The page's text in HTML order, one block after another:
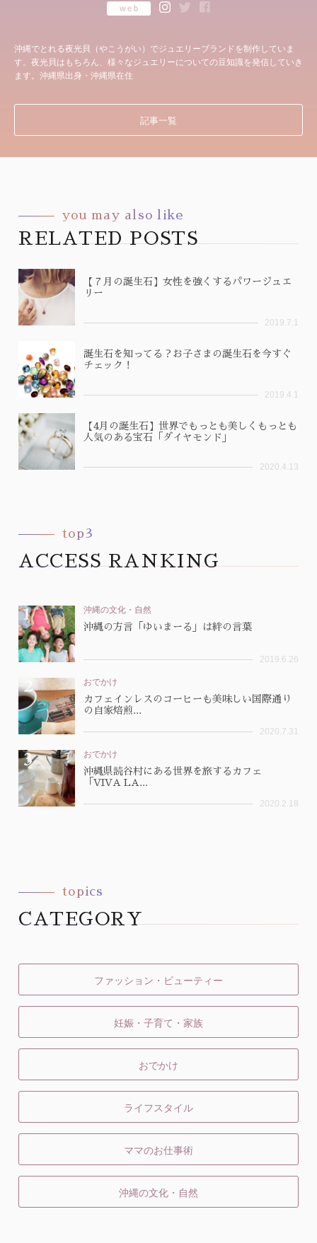
沖縄でとれる夜光貝（やこうがい）でジュエリーブランドを制作していま
す。夜光貝はもちろん、様々なジュエリーについての豆知識を発信していき
ます。沖縄県出身・沖縄県在住
記事一覧
you may also like
RELATED POSTS
【７月の誕生石】女性を強くするパワージュエ
リー
2019.7.1
誕生石を知ってる？お子さまの誕生石を今すぐ
チェック！
2019.4.1
【4月の誕生石】世界でもっとも美しくもっとも
人気のある宝石「ダイヤモンド」
2020.4.13
top3
ACCESS RANKING
沖縄の文化・自然
沖縄の方言「ゆいまーる」は絆の言葉
2019.6.26
おでかけ
カフェインレスのコーヒーも美味しい国際通り
の自家焙煎...
2020.7.31
おでかけ
沖縄県読谷村にある世界を旅するカフェ
「VIVA LA...
2020.2.18
topics
CATEGORY
ファッション・ビューティー
妊娠・子育て・家族
おでかけ
ライフスタイル
ママのお仕事術
沖縄の文化・自然